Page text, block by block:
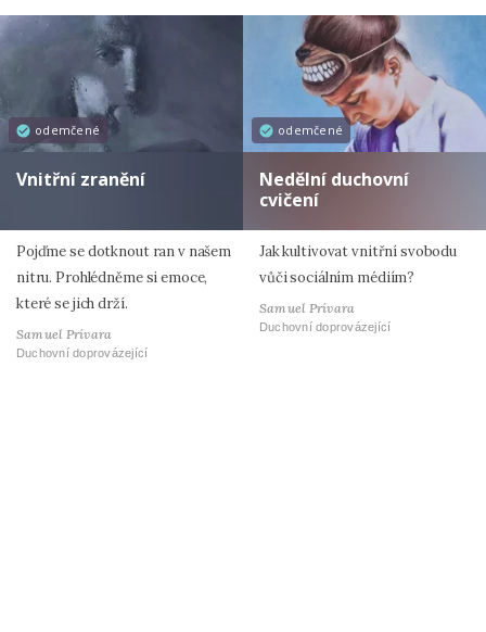
odemčené
Vnitřní zranění
Pojďme se dotknout ran v našem
nitru. Prohlédněme si emoce,
které se jich drží.
Samuel Prívara
Duchovní doprovázející
odemčené
Nedělní duchovní
cvičení
Jak kultivovat vnitřní svobodu
vůči sociálním médiím?
Samuel Prívara
Duchovní doprovázející